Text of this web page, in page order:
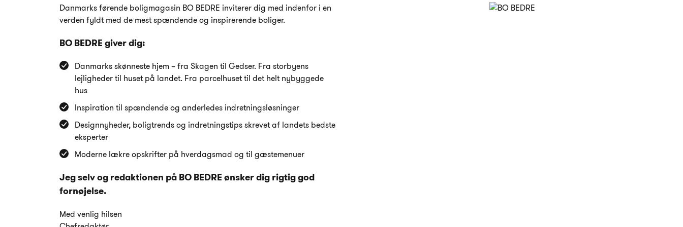
Danmarks førende boligmagasin BO BEDRE inviterer dig med indenfor i en
verden fyldt med de mest spændende og inspirerende boliger.
BO BEDRE giver dig:
Danmarks skønneste hjem – fra Skagen til Gedser. Fra storbyens
lejligheder til huset på landet. Fra parcelhuset til det helt nybyggede
hus
Inspiration til spændende og anderledes indretningsløsninger
Designnyheder, boligtrends og indretningstips skrevet af landets bedste
eksperter
Moderne lækre opskrifter på hverdagsmad og til gæstemenuer
Jeg selv og redaktionen på BO BEDRE ønsker dig rigtig god
fornøjelse.
Med venlig hilsen